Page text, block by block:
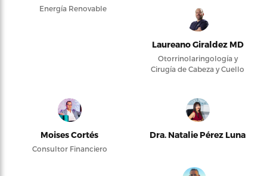
Energía Renovable
Laureano Giraldez MD
Otorrinolaringología y
Cirugía de Cabeza y Cuello
Moises Cortés
Consultor Financiero
Dra. Natalie Pérez Luna